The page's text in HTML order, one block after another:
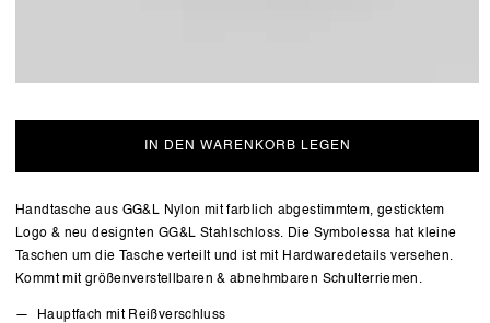
IN DEN WARENKORB LEGEN
Handtasche aus GG&L Nylon mit farblich abgestimmtem, gesticktem
Logo & neu designten GG&L Stahlschloss. Die Symbolessa hat kleine
Taschen um die Tasche verteilt und ist mit Hardwaredetails versehen.
Kommt mit größenverstellbaren & abnehmbaren Schulterriemen.
Hauptfach mit Reißverschluss